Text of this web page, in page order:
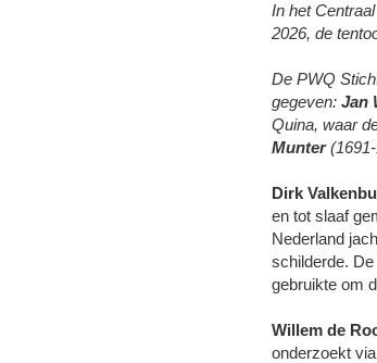
In het
2026, de
De PWQ
gegeven: Jan
Quina, waar
Munter(1691-
Dirk
en tot slaaf
Nederland
schilderde.
gebruikte om
Willem de
onderzoekt